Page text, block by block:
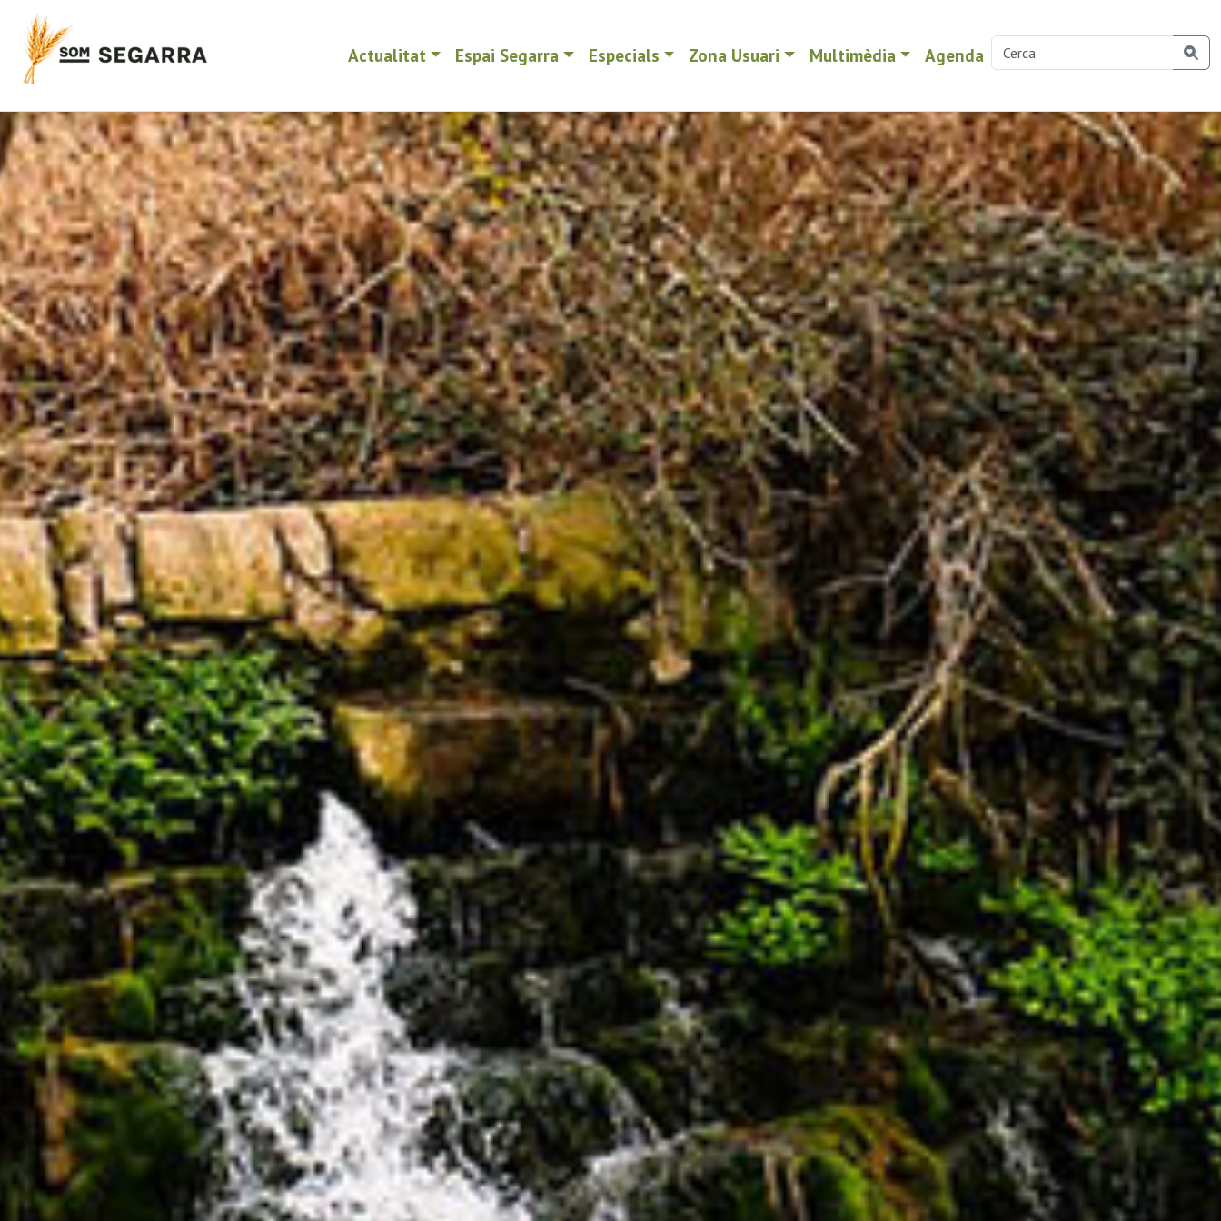
Actualitat Espai Segarra Especials Zona Usuari Multimèdia Agenda